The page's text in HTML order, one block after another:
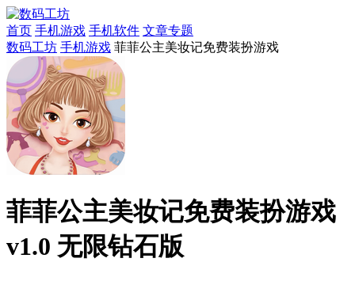
首页 手机游戏 手机软件 文章专题
数码工坊 手机游戏 菲菲公主美妆记免费装扮游戏
菲菲公主美妆记免费装扮游戏
v1.0 无限钻石版